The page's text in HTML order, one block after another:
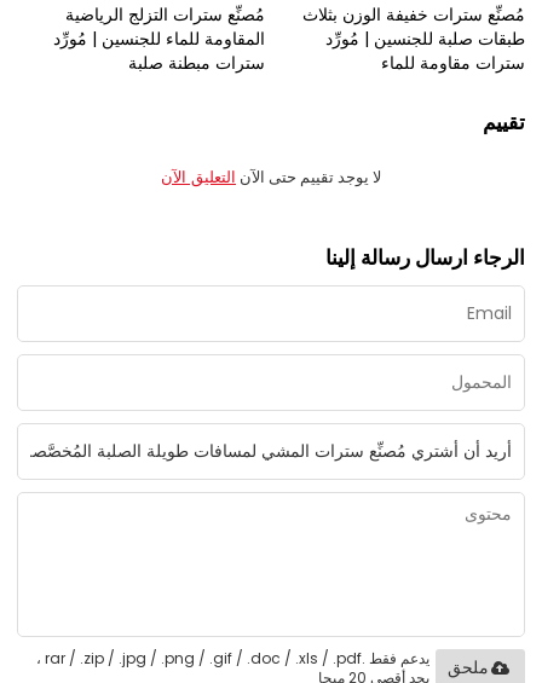
مُصنِّع سترات خفيفة الوزن بثلاث
طبقات صلبة للجنسين | مُورِّد
سترات مقاومة للماء
مُصنِّع سترات التزلج الرياضية
المقاومة للماء للجنسين | مُورِّد
سترات مبطنة صلبة
تقييم
لا يوجد تقييم حتى الآن التعليق الآن
الرجاء ارسال رسالة إلينا
يدعم فقط .rar / .zip / .jpg / .png / .gif / .doc / .xls / .pdf ،
بحد أقصى 20 ميجا
ملحق